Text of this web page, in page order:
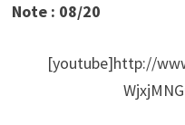
Note : 08/20
[youtube]http://